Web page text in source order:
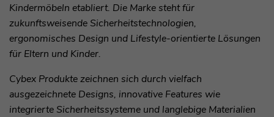
Kindermöbeln etabliert. Die Marke steht für
zukunftsweisende Sicherheitstechnologien,
ergonomisches Design und Lifestyle-orientierte Lösungen
für Eltern und Kinder.
Cybex Produkte zeichnen sich durch vielfach
ausgezeichnete Designs, innovative Features wie
integrierte Sicherheitssysteme und langlebige Materialien